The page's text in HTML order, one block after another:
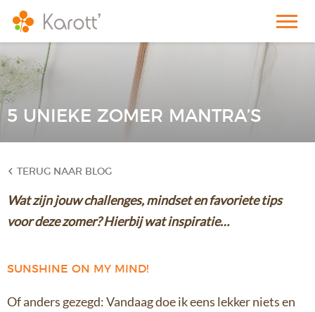
5 UNIEKE ZOMER MANTRA’S
TERUG NAAR BLOG
Wat zijn jouw challenges, mindset en favoriete tips
voor deze zomer? Hierbij wat inspiratie…
SUNSHINE ON MY MIND!
Of anders gezegd: Vandaag doe ik eens lekker niets en